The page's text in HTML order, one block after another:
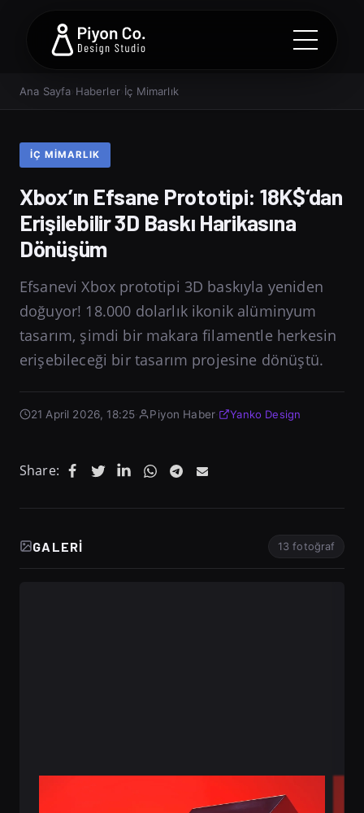
Ana Sayfa Haberler› İç Mimarlık
İÇ MIMARLIK
Xbox’ın Efsane Prototipi: 18K$‘dan
Erişilebilir 3D Baskı Harikasına
Dönüşüm
Efsanevi Xbox prototipi 3D baskıyla yeniden
doğuyor! 18.000 dolarlık ikonik alüminyum
tasarım, şimdi bir makara filamentle herkesin
erişebileceği bir tasarım projesine dönüştü.
21 April 2026, 18:25 Piyon Haber Yanko Design
Share:
GALERI 13 fotoğraf